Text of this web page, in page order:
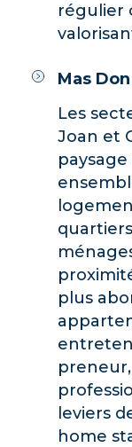
régulier
Mas
Les
Joan et
plus
leviers
home